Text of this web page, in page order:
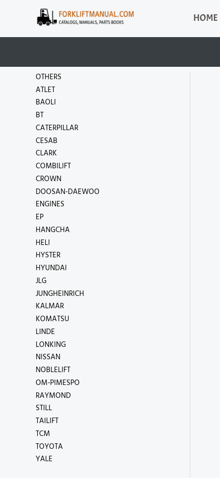
HOME
OTHERS
ATLET
BAOLI
BT
CATERPILLAR
CESAB
CLARK
COMBILIFT
CROWN
DOOSAN-DAEWOO
ENGINES
EP
HANGCHA
HELI
HYSTER
HYUNDAI
JLG
JUNGHEINRICH
KALMAR
KOMATSU
LINDE
LONKING
NISSAN
NOBLELIFT
OM-PIMESPO
RAYMOND
STILL
TAILIFT
TCM
TOYOTA
YALE